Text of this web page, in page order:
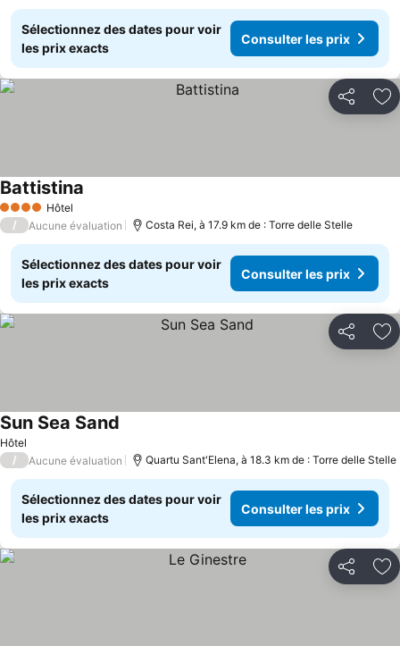
Sélectionnez des dates pour voir
les prix exacts
Consulter les prix
Partager
4 Étoiles Hôtel
Battistina
/ Aucune évaluation Costa Rei, à 17.9 km de : Torre delle Stelle
Sélectionnez des dates pour voir
les prix exacts
Consulter les prix
Partager
Hôtel
Sun Sea Sand
/ Aucune évaluation Quartu Sant'Elena, à 18.3 km de : Torre delle Stelle
Sélectionnez des dates pour voir
les prix exacts
Consulter les prix
Partager